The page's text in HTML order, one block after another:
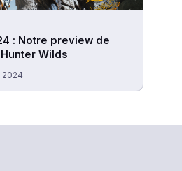
: Notre preview de
Wilds